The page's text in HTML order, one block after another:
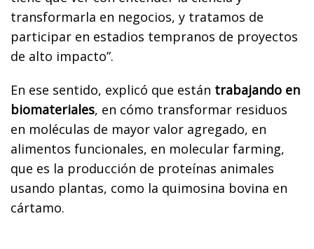
transformarla en negocios, y tratamos de
participar en estadios tempranos de proyectos
de alto impacto”.
En ese sentido, explicó que están trabajando en
biomateriales, en cómo transformar residuos
en moléculas de mayor valor agregado, en
alimentos funcionales, en molecular farming,
que es la producción de proteínas animales
usando plantas, como la quimosina bovina en
cártamo.